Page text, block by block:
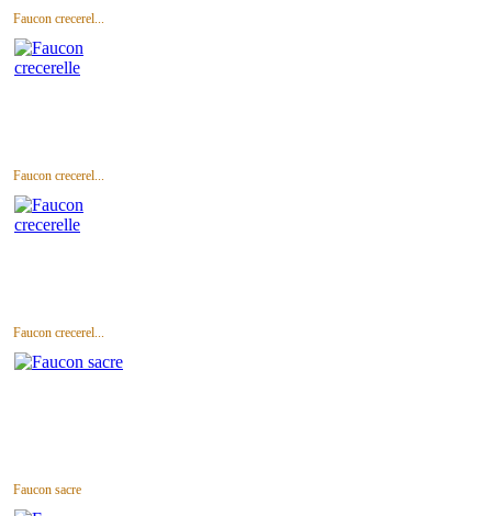
Faucon crecerel...
Faucon crecerel...
Faucon crecerel...
Faucon sacre